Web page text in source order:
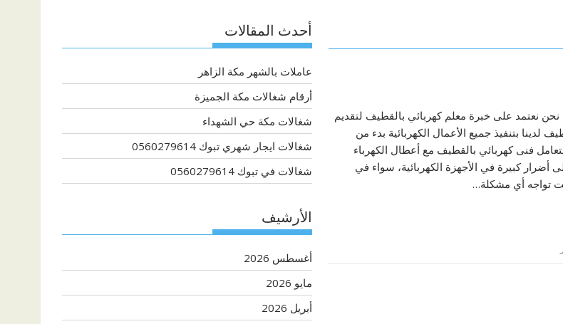
نعتمد على خبرة معلم كهربائي بالقطيف لتقديم
لدينا بتنفيذ جميع الأعمال الكهربائية بدء من
فنى كهربائي بالقطيف مع أعطال الكهرباء
كبيرة في الأجهزة الكهربائية، سواء في
تواجه أي مشكلة…
أحدث المقالات
عاملات بالشهر مكة الزاهر
أرقام شغالات مكة الجميزة
شغالات مكة حي الشهداء
شغالات ايجار شهري تبوك 0560279614
شغالات في تبوك 0560279614
الأرشيف
أغسطس 2026
مايو 2026
أبريل 2026